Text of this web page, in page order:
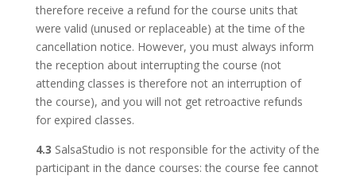
therefore receive a refund for the course units that
were valid (unused or replaceable) at the time of the
cancellation notice. However, you must always inform
the reception about interrupting the course (not
attending classes is therefore not an interruption of
the course), and you will not get retroactive refunds
for expired classes.
4.3 SalsaStudio is not responsible for the activity of the
participant in the dance courses: the course fee cannot